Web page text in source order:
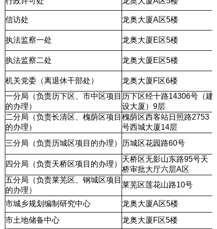
信访处 龙奥大厦A区5楼
执法监察一处 龙奥大厦E区5楼
执法监察二处 龙奥大厦E区5楼
机关党委（离退休干部处） 龙奥大厦F区6楼
一分局（负责历下区、市中区项目
的办理）
历下区经十路14306号（建
设大厦）9层
二分局（负责长清区、槐荫区项目
的办理）
槐荫区西客站日照路2753
号西城大厦14层
三分局（负责历城区项目的办理） 历城区花园路60号
四分局（负责天桥区项目的办理）
天桥区无影山东路95号天
桥审批大厅六层A区
五分局（负责莱芜区、钢城区项目
的办理）
莱芜区莲花山路10号
市城乡规划编制研究中心 龙奥大厦A区5楼
市土地储备中心
龙奥大厦F区5楼